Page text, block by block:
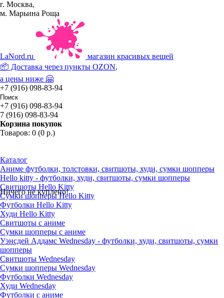
г. Москва,
м. Марьина Роща
LaNord.ru
магазин красивых вещей
📦 Доставка через пункты OZON,
а цены ниже 🤗
+7 (916) 098-83-94
+7 (916) 098-83-94
7 (916) 098-83-94
Корзина покупок
Товаров: 0 (0 р.)
Ничего не куплено!
Каталог
Аниме футболки, толстовки, свитшоты, худи, сумки шопперы
Hello kitty - футболки, худи, свитшоты, сумки шопперы
Свитшоты Hello Kitty
Сумки шопперы Hello Kitty
Футболки Hello Kitty
Худи Hello Kitty
Свитшоты с аниме
Сумки шопперы с аниме
Уэнсдей Аддамс Wednesday - футболки, худи, свитшоты, сумки
шопперы
Свитшоты Wednesday
Сумки шопперы Wednesday
Футболки Wednesday
Худи Wednesday
Футболки с аниме